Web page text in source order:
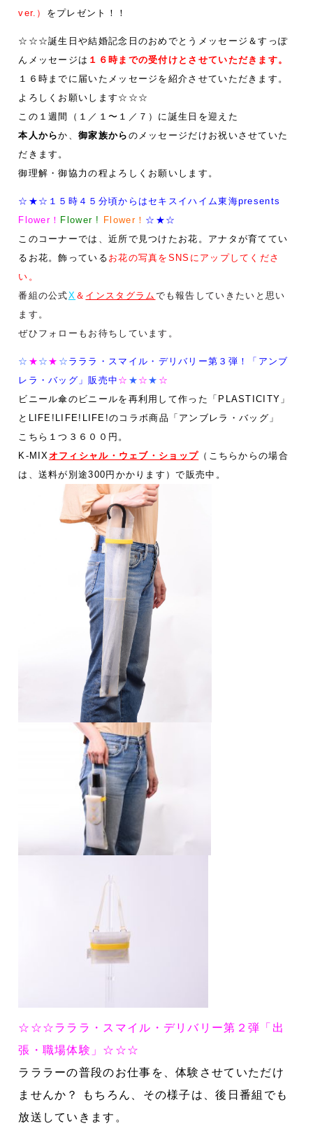
ver.） をプレゼント！！
☆☆☆誕生日や結婚記念日のおめでとうメッセージ＆すっぽ
んメッセージは １６時までの受付けとさせていただきます。
１６時までに届いたメッセージを紹介させていただきます。
よろしくお願いします☆☆☆
この１週間（１／１〜１／７）に誕生日を迎えた
本人からか、御家族から のメッセージだけお祝いさせていた
だきます。
御理解・御協力の程よろしくお願いします。
☆★☆１５時４５分頃からはセキスイハイム東海presents
Flower！ Flower ! Flower！ ☆★☆
このコーナーでは、近所で見つけたお花。アナタが育ててい
るお花。飾っている お花の写真をSNSにアップしてくださ
い。
番組の公式X ＆ インスタグラム でも報告していきたいと思い
ます。
ぜひフォローもお待ちしています。
☆ ★ ☆ ★ ☆ ラララ・スマイル・デリバリー第３弾！
「アンブ
レラ・バッグ」販売中 ☆ ★ ☆ ★ ☆
ビニール傘のビニールを再利用して作った「 PLASTICITY 」
と LIFE!LIFE!LIFE!のコラボ商品「アンブレラ・バッグ」
こちら１つ３６００円。
K-MIX オフィシャル・ウェブ・ショップ （こちらからの場合
は、送料が別途300円かかります）で販売中。
☆☆☆ラララ・スマイル・デリバリー第２弾「出
張・職場体験」☆☆☆
ラララーの普段のお仕事を、体験させていただけ
ませんか？
もちろん、その様子は、後日番組でも
放送していきます。